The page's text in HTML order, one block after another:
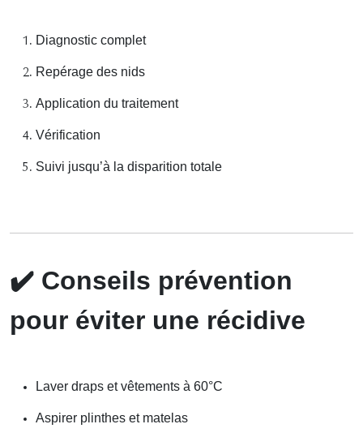
Diagnostic complet
Repérage des nids
Application du traitement
Vérification
Suivi jusqu’à la disparition totale
✔️ Conseils prévention
pour éviter une récidive
Laver draps et vêtements à 60°C
Aspirer plinthes et matelas